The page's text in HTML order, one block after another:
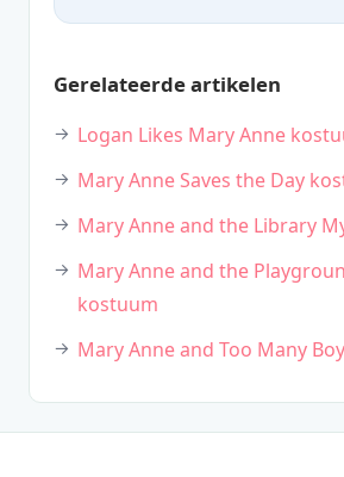
Gerelateerde artikelen
Logan Likes Mary Anne
Mary Anne Saves the Day
Mary Anne and the Library
Mary Anne and the
kostuum
Mary Anne and Too Many